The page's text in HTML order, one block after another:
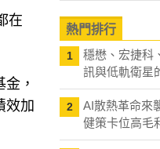
在
，
效加
熱門排行
1
穩懋、宏捷科
訊與低軌衛星
2
AI散熱革命來
健策卡位高毛